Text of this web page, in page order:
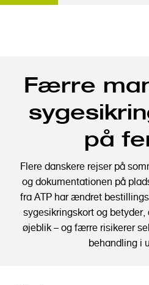
Færre
på
Flere danskere rejser på
og dokumentationen på
fra ATP har ændret
sygesikringskort og
øjeblik – og færre risikerer
behandling i